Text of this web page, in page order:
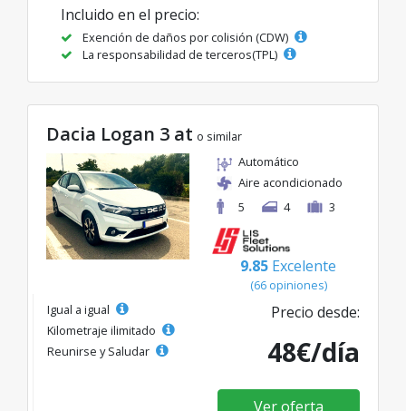
Incluido en el precio:
Exención de daños por colisión (CDW)
La responsabilidad de terceros(TPL)
Dacia Logan 3 at o similar
Automático
Aire acondicionado
5
4 3
9.85 Excelente
(66 opiniones)
Igual a igual
Kilometraje ilimitado
Reunirse y Saludar
Precio desde:
48€/día
Ver oferta